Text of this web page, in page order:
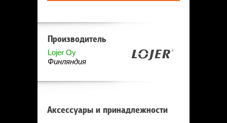
Производитель
Lojer Oy
Финляндия
Аксессуары и принадлежности